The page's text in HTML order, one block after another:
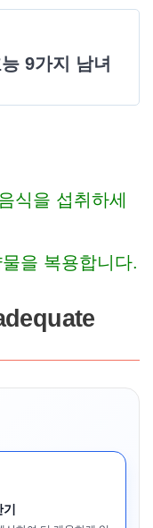
9가지 남녀
식을 섭취하세
을 복용합니다.